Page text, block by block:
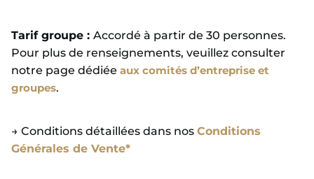
Tarif groupe : Accordé à partir de 30 personnes.
Pour plus de renseignements, veuillez consulter
notre page dédiée aux comités d’entreprise et
groupes.
→ Conditions détaillées dans nos Conditions
Générales de Vente*